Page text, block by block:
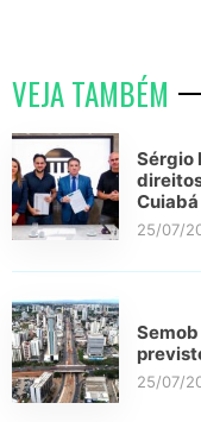
VEJA TAMBÉM
Sérgio
Cuiabá
25/07/
25/07/